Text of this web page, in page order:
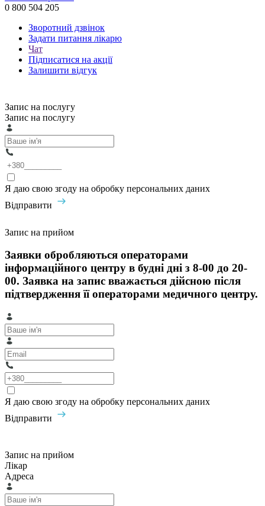
0 800 504 205
Зворотний дзвінок
Задати питання лікарю
Чат
Підписатися на акції
Залишити відгук
Запис на послугу
Запис на послугу
Я даю свою згоду на обробку персональних даних
Відправити
Запис на прийом
Заявки обробляються операторами
інформаційного центру в будні дні з 8-00 до 20-
00. Заявка на запис вважається дійсною після
підтвердження її операторами медичного центру.
Я даю свою згоду на обробку персональних даних
Відправити
Запис на прийом
Лікар
Адреса